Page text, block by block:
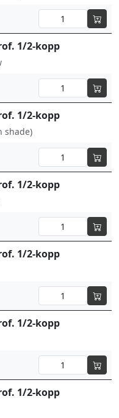
1/2-kopp
1/2-kopp
shade)
1/2-kopp
1/2-kopp
1/2-kopp
1/2-kopp